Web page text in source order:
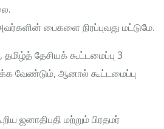
பைகளை நிரப்புவது மட்டுமே.
தேசியக் கூட்டமைப்பு 3
வேண்டும், ஆனால் கூட்டமைப்பு
ஜனாதிபதி மற்றும் பிரதமர்